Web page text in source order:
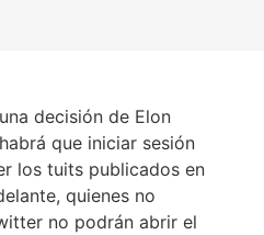
decisión de Elon
que iniciar sesión
los tuits publicados en
quienes no
no podrán abrir el